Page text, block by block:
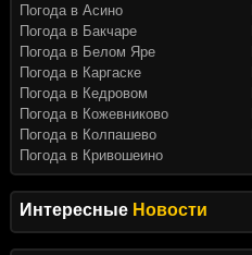
Интересные Новости
Погода в Асино
Погода в Бакчаре
Погода в Белом Яре
Погода в Каргаске
Погода в Кедровом
Погода в Кожевниково
Погода в Колпашево
Погода в Кривошеино